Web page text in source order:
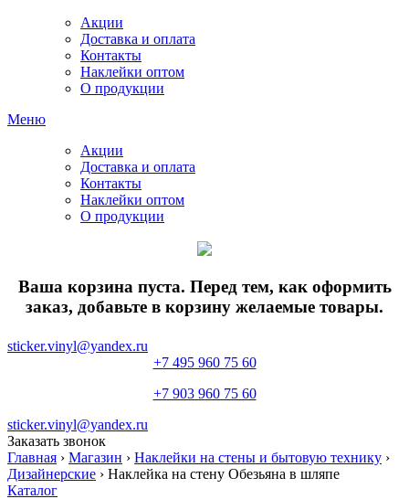
Акции
Доставка и оплата
Контакты
Наклейки оптом
О продукции
Меню
Акции
Доставка и оплата
Контакты
Наклейки оптом
О продукции
Ваша корзина пуста. Перед тем, как оформить
заказ, добавьте в корзину желаемые товары.
sticker.vinyl@yandex.ru
+7 495 960 75 60
+7 903 960 75 60
sticker.vinyl@yandex.ru
Заказать звонок
Главная › Магазин › Наклейки на стены и бытовую технику ›
Дизайнерские › Наклейка на стену Обезьяна в шляпе
Каталог